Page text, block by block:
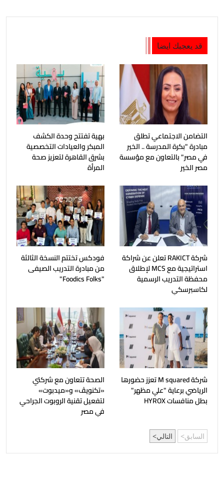
قد يعجبك ايضا
التضامن الاجتماعي تطلق
مبادرة "بكرة المدرسة .. الخير
في مصر" بالتعاون مع مؤسسة
مصر الخير
بهية تفتتح وحدة الكشف
المبكر والعيادات التخصصية
بشرق القاهرة لتعزيز صحة
المرأة
شركة RAKICT تعلن عن شراكة
استراتيجية مع MCS لإطلاق
محفظة التدريب الرسمية
لكاسبرسكي
فودكس تختتم النسخة الثالثة
من مبادرة التدريب الصيفى
"Foodics Folks"
شركة M squared تعزز حضورها
الرياضي برعاية "علي مظهر"
بطل منافسات HYROX
الصحة تتعاون مع شركتي
«تكنويڤ» و«ميدبوت»
لتفعيل تقنية الروبوت الجراحي
في مصر
السابق التالي